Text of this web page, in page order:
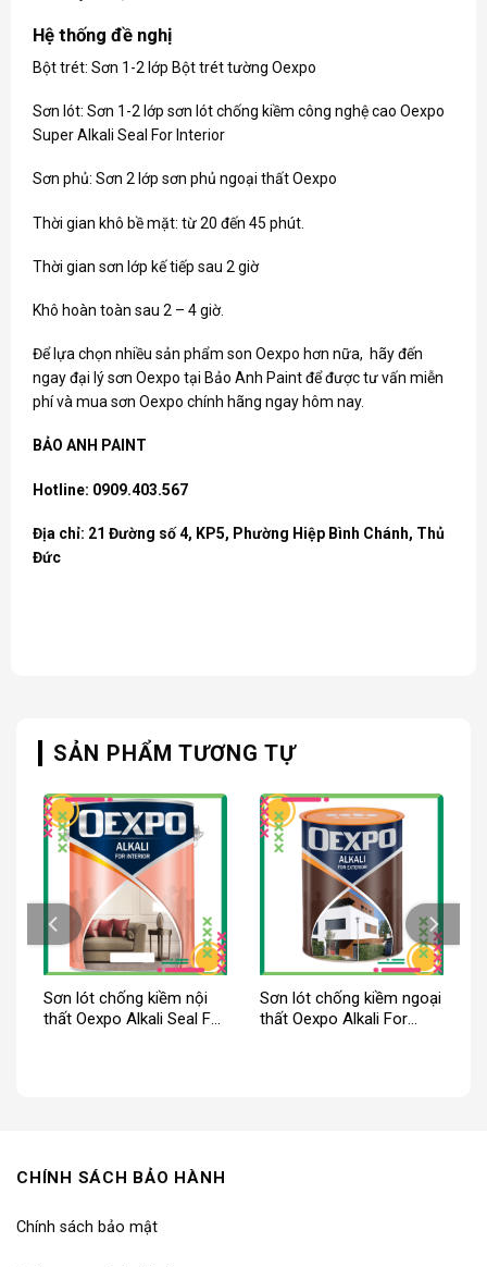
Hệ thống đề nghị
Bột trét: Sơn 1-2 lớp Bột trét tường Oexpo
Sơn lót: Sơn 1-2 lớp sơn lót chống kiềm công nghệ cao Oexpo
Super Alkali Seal For Interior
Sơn phủ: Sơn 2 lớp sơn phủ ngoại thất Oexpo
Thời gian khô bề mặt: từ 20 đến 45 phút.
Thời gian sơn lớp kế tiếp sau 2 giờ
Khô hoàn toàn sau 2 – 4 giờ.
Để lựa chọn nhiều sản phẩm son Oexpo hơn nữa, hãy đến
ngay đại lý sơn Oexpo tại Bảo Anh Paint để được tư vấn miễn
phí và mua sơn Oexpo chính hãng ngay hôm nay.
BẢO ANH PAINT
Hotline: 0909.403.567
Địa chỉ: 21 Đường số 4, KP5, Phường Hiệp Bình Chánh, Thủ
Đức
SẢN PHẨM TƯƠNG TỰ
Sơn lót chống kiềm nội
thất Oexpo Alkali Seal For
Sơn lót chống kiềm ngoại
thất Oexpo Alkali For
CHÍNH SÁCH BẢO HÀNH
Chính sách bảo mật